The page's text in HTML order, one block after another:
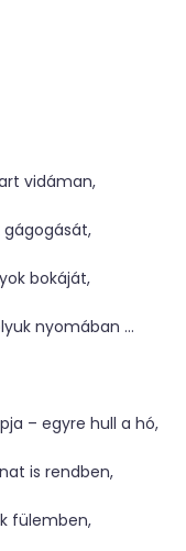
vidáman,
bokáját,
nyomában …
– egyre hull a hó,
is rendben,
fülemben,